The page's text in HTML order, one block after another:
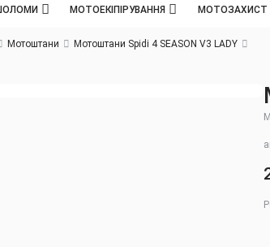
МОТОЕКІПІРУВАННЯ МОТОЗАХИСТ
Мотоштани Мотоштани Spidi 4 SEASON V3 LADY